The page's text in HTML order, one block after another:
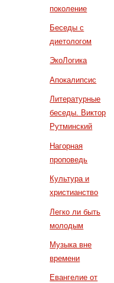
поколение
Беседы с
диетологом
ЭкоЛогика
Апокалипсис
Литературные
беседы. Виктор
Рутминский
Нагорная
проповедь
Культура и
христианство
Легко ли быть
молодым
Музыка вне
времени
Евангелие от